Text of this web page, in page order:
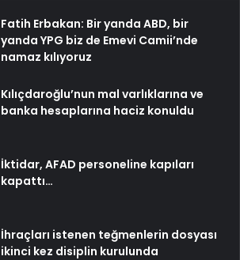
Fatih Erbakan: Bir yanda ABD, bir
yanda YPG biz de Emevi Camii’nde
namaz kılıyoruz
Kılıçdaroğlu’nun mal varlıklarına ve
banka hesaplarına haciz konuldu
İktidar, AFAD personeline kapıları
kapattı…
İhraçları istenen teğmenlerin dosyası
ikinci kez disiplin kurulunda